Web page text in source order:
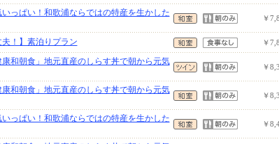
っぱい！和歌浦ならではの特産を生かした
￥
夫！】素泊りプラン ￥
和朝食」地元直産のしらす丼で朝から元気
￥
和朝食」地元直産のしらす丼で朝から元気
￥
っぱい！和歌浦ならではの特産を生かした
￥